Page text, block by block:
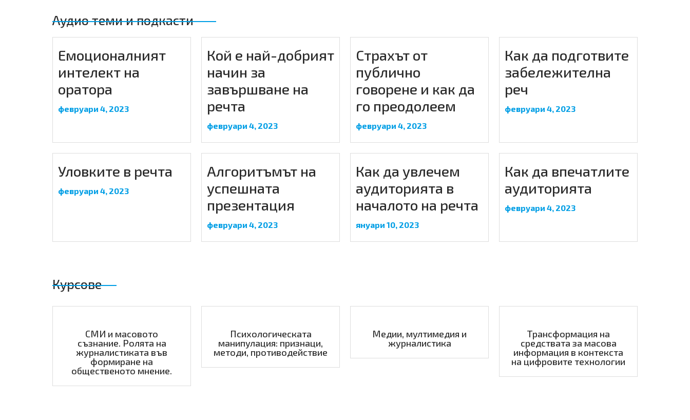
Аудио теми и подкасти
Емоционалният
интелект на
оратора
февруари 4, 2023
Кой е най-добрият
начин за
завършване на
речта
февруари 4, 2023
Страхът от
публично
говорене и как да
го преодолеем
февруари 4, 2023
Как да подготвите
забележителна
реч
февруари 4, 2023
Уловките в речта
февруари 4, 2023
Алгоритъмът на
успешната
презентация
февруари 4, 2023
Как да увлечем
аудиторията в
началото на речта
януари 10, 2023
Как да впечатлите
аудиторията
февруари 4, 2023
Курсове
СМИ и масовото
съзнание. Ролята на
журналистиката във
формиране на
общественото мнение.
Психологическата
манипулация: признаци,
методи, противодействие
Медии, мултимедия и
журналистика
Трансформация на
средствата за масова
информация в контекста
на цифровите технологии